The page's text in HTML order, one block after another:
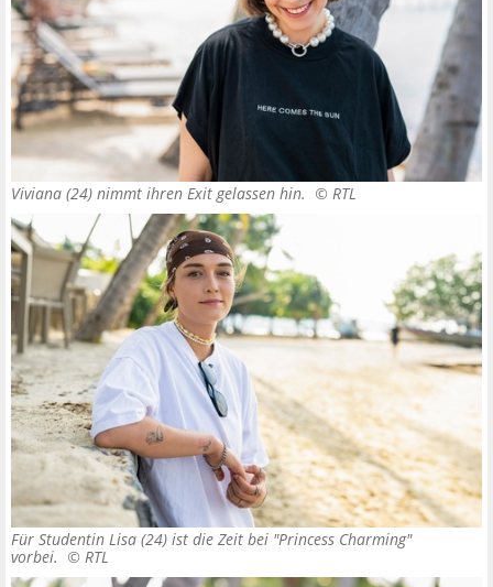
Viviana (24) nimmt ihren Exit gelassen hin. © RTL
Für Studentin Lisa (24) ist die Zeit bei "Princess Charming"
vorbei. © RTL